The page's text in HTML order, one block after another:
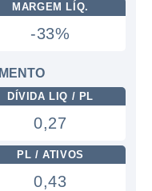
MARGEM LÍQ.
-33%
DÍVIDA LIQ / PL
0,27
PL / ATIVOS
0,43